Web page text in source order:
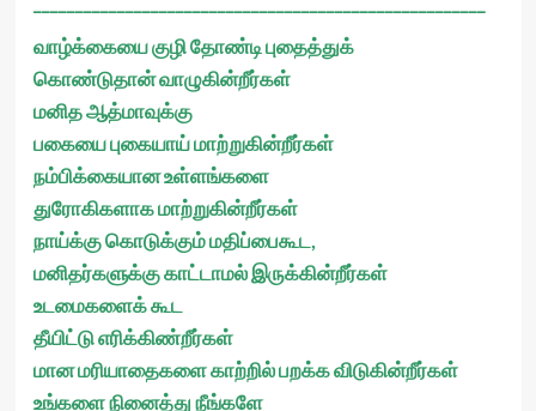
வாழ்க்கையை குழி தோண்டி புதைத்துக்
கொண்டுதான் வாழுகின்றீர்கள்
மனித ஆத்மாவுக்கு
பகையை புகையாய் மாற்றுகின்றீர்கள்
நம்பிக்கையான உள்ளங்களை
துரோகிகளாக மாற்றுகின்றீர்கள்
நாய்க்கு கொடுக்கும் மதிப்பைகூட,
மனிதர்களுக்கு காட்டாமல் இருக்கின்றீர்கள்
உடமைகளைக் கூட
தீயிட்டு எரிக்கிண்றீர்கள்
மான மரியாதைகளை காற்றில் பறக்க விடுகின்றீர்கள்
உங்களை நினைத்து நீங்களே